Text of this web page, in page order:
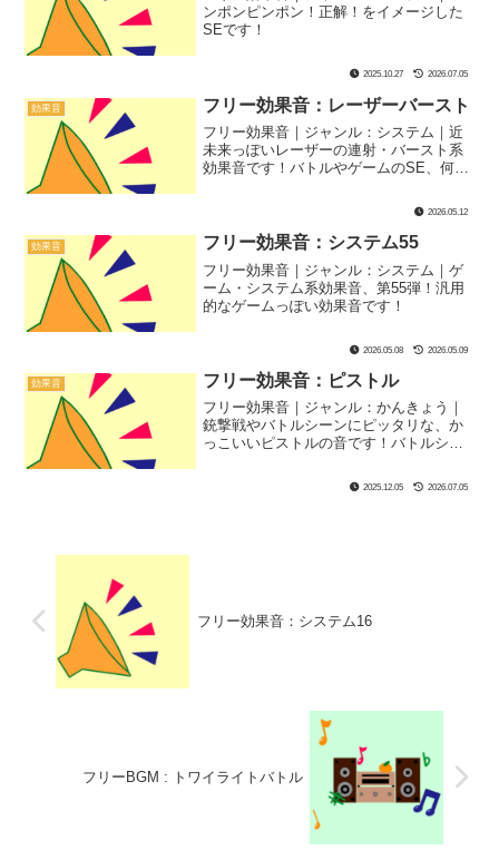
ンポンピンポン！正解！をイメージした
SEです！
2025.10.27 2026.07.05
効果音 フリー効果音：レーザーバースト
フリー効果音｜ジャンル：システム｜近
未来っぽいレーザーの連射・バースト系
効果音です！バトルやゲームのSE、何か
2026.05.12
効果音 フリー効果音：システム55
フリー効果音｜ジャンル：システム｜ゲ
ーム・システム系効果音、第55弾！汎用
的なゲームっぽい効果音です！
2026.05.08 2026.05.09
効果音 フリー効果音：ピストル
フリー効果音｜ジャンル：かんきょう｜
銃撃戦やバトルシーンにピッタリな、か
っこいいピストルの音です！バトルシー
2025.12.05 2026.07.05
フリー効果音：システム16
フリーBGM : トワイライトバトル